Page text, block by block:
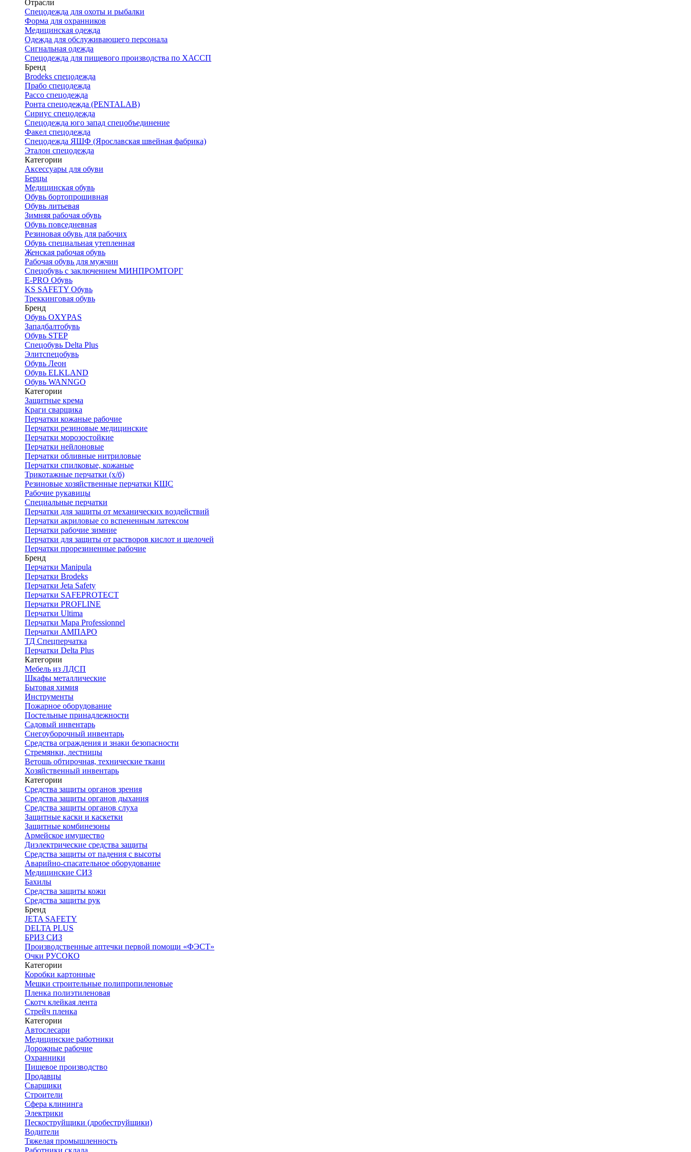
Отрасли
Спецодежда для охоты и рыбалки
Форма для охранников
Медицинская одежда
Одежда для обслуживающего персонала
Сигнальная одежда
Спецодежда для пищевого производства по ХАССП
Бренд
Brodeks спецодежда
Прабо спецодежда
Рассо спецодежда
Ронта спецодежда (PENTALAB)
Сириус спецодежда
Спецодежда юго запад спецобъединение
Факел спецодежда
Спецодежда ЯШФ (Ярославская швейная фабрика)
Эталон спецодежда
Категории
Аксессуары для обуви
Берцы
Медицинская обувь
Обувь бортопрошивная
Обувь литьевая
Зимняя рабочая обувь
Обувь повседневная
Резиновая обувь для рабочих
Обувь специальная утепленная
Женская рабочая обувь
Рабочая обувь для мужчин
Спецобувь с заключением МИНПРОМТОРГ
E-PRO Обувь
KS SAFETY Обувь
Треккинговая обувь
Бренд
Обувь OXYPAS
Западбалтобувь
Обувь STEP
Спецобувь Delta Plus
Элитспецобувь
Обувь Леон
Обувь ELKLAND
Обувь WANNGO
Категории
Защитные крема
Краги сварщика
Перчатки кожаные рабочие
Перчатки резиновые медицинские
Перчатки морозостойкие
Перчатки нейлоновые
Перчатки обливные нитриловые
Перчатки спилковые, кожаные
Трикотажные перчатки (х/б)
Резиновые хозяйственные перчатки КЩС
Рабочие рукавицы
Специальные перчатки
Перчатки для защиты от механических воздействий
Перчатки акриловые со вспененным латексом
Перчатки рабочие зимние
Перчатки для защиты от растворов кислот и щелочей
Перчатки прорезиненные рабочие
Бренд
Перчатки Manipula
Перчатки Brodeks
Перчатки Jeta Safety
Перчатки SAFEPROTECT
Перчатки PROFLINE
Перчатки Ultima
Перчатки Мара Professionnel
Перчатки АМПАРО
ТД Спецперчатка
Перчатки Delta Plus
Категории
Мебель из ЛДСП
Шкафы металлические
Бытовая химия
Инструменты
Пожарное оборудование
Постельные принадлежности
Садовый инвентарь
Снегоуборочный инвентарь
Средства ограждения и знаки безопасности
Стремянки, лестницы
Ветошь обтирочная, технические ткани
Хозяйственный инвентарь
Категории
Средства защиты органов зрения
Средства защиты органов дыхания
Средства защиты органов слуха
Защитные каски и каскетки
Защитные комбинезоны
Армейское имущество
Диэлектрические средства защиты
Средства защиты от падения с высоты
Аварийно-спасательное оборудование
Медицинские СИЗ
Бахилы
Средства защиты кожи
Средства защиты рук
Бренд
JETA SAFETY
DELTA PLUS
БРИЗ СИЗ
Производственные аптечки первой помощи «ФЭСТ»
Очки РУСОКО
Категории
Коробки картонные
Мешки строительные полипропиленовые
Пленка полиэтиленовая
Скотч клейкая лента
Стрейч пленка
Категории
Автослесари
Медицинские работники
Дорожные рабочие
Охранники
Пищевое производство
Продавцы
Сварщики
Строители
Сфера клининга
Электрики
Пескоструйщики (дробеструйщики)
Водители
Тяжелая промышленность
Работники склада